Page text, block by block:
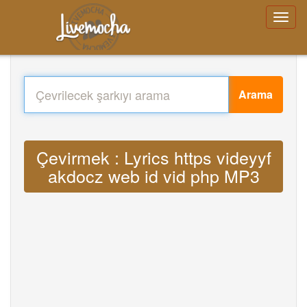
Arama
Çevirmek : Lyrics https videyyf
akdocz web id vid php MP3